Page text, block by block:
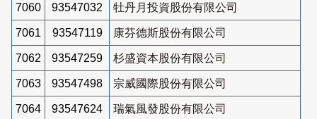
7060 93547032 牡丹月投資股份有限公司
7061 93547119 康芬德斯股份有限公司
7062 93547259 杉盛資本股份有限公司
7063 93547498 宗威國際股份有限公司
7064 93547624 瑞氣風發股份有限公司